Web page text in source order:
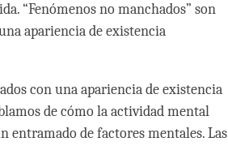
“Fenómenos no manchados” son
apariencia de existencia
con una apariencia de existencia
de cómo la actividad mental
entramado de factores mentales. Las